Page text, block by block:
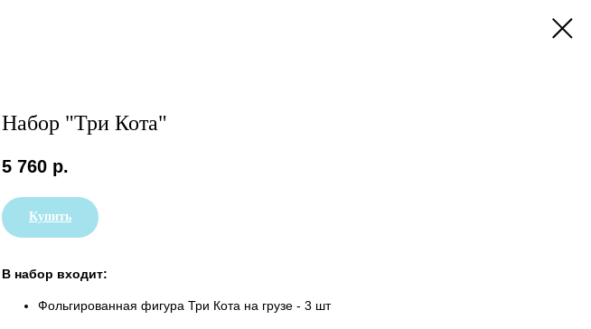
Набор "Три Кота"
5 760 р.
Купить
В набор входит:
Фольгированная фигура Три Кота на грузе - 3 шт